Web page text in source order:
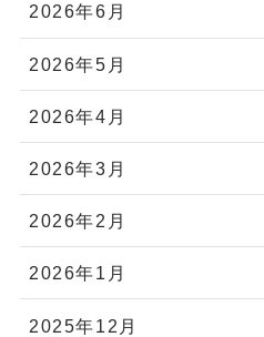
2026年6月
2026年5月
2026年4月
2026年3月
2026年2月
2026年1月
2025年12月